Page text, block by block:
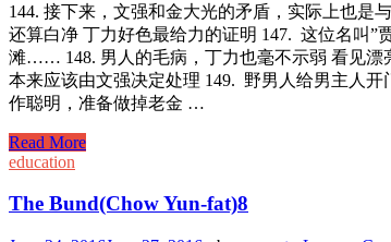
144. 接下来，文强和金大光的矛盾，实际上也是
还算白净 丁力好色最给力的证明 147. 这位名叫”
滩…… 148. 男人的毛病，丁力也毫不示弱 看见漂
本来应该由文强决定处理 149. 野男人给男主人
作聪明，准备做掉老金 …
The
Bund(Chow
fat)9
Read More
education
The Bund(Chow Yun-fat)8